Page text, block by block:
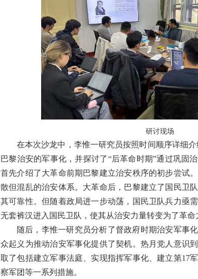
研讨现场
在本次沙龙中，李惟一研究员按照时间顺序详细介
巴黎治安的军事化，并探讨了“后革命时期”通过巩固
首先介绍了大革命前期巴黎建立治安秩序的初步尝试
散但混乱的治安体系。大革命后，巴黎建立了国民卫
其可靠性。但随着政局进一步动荡，国民卫队兵力亟
无套裤汉进入国民卫队，使其从治安力量转变为了革命
随后，李惟一研究员分析了督政府时期治安军事
众起义为推动治安军事化提供了契机。热月党人意识
取了包括建立军事法庭、实现指挥军事化、建立第17
察军团等一系列措施。